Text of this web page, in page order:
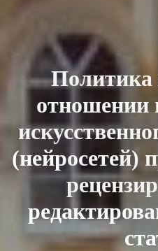
Политика
отношении
(нейросетей)